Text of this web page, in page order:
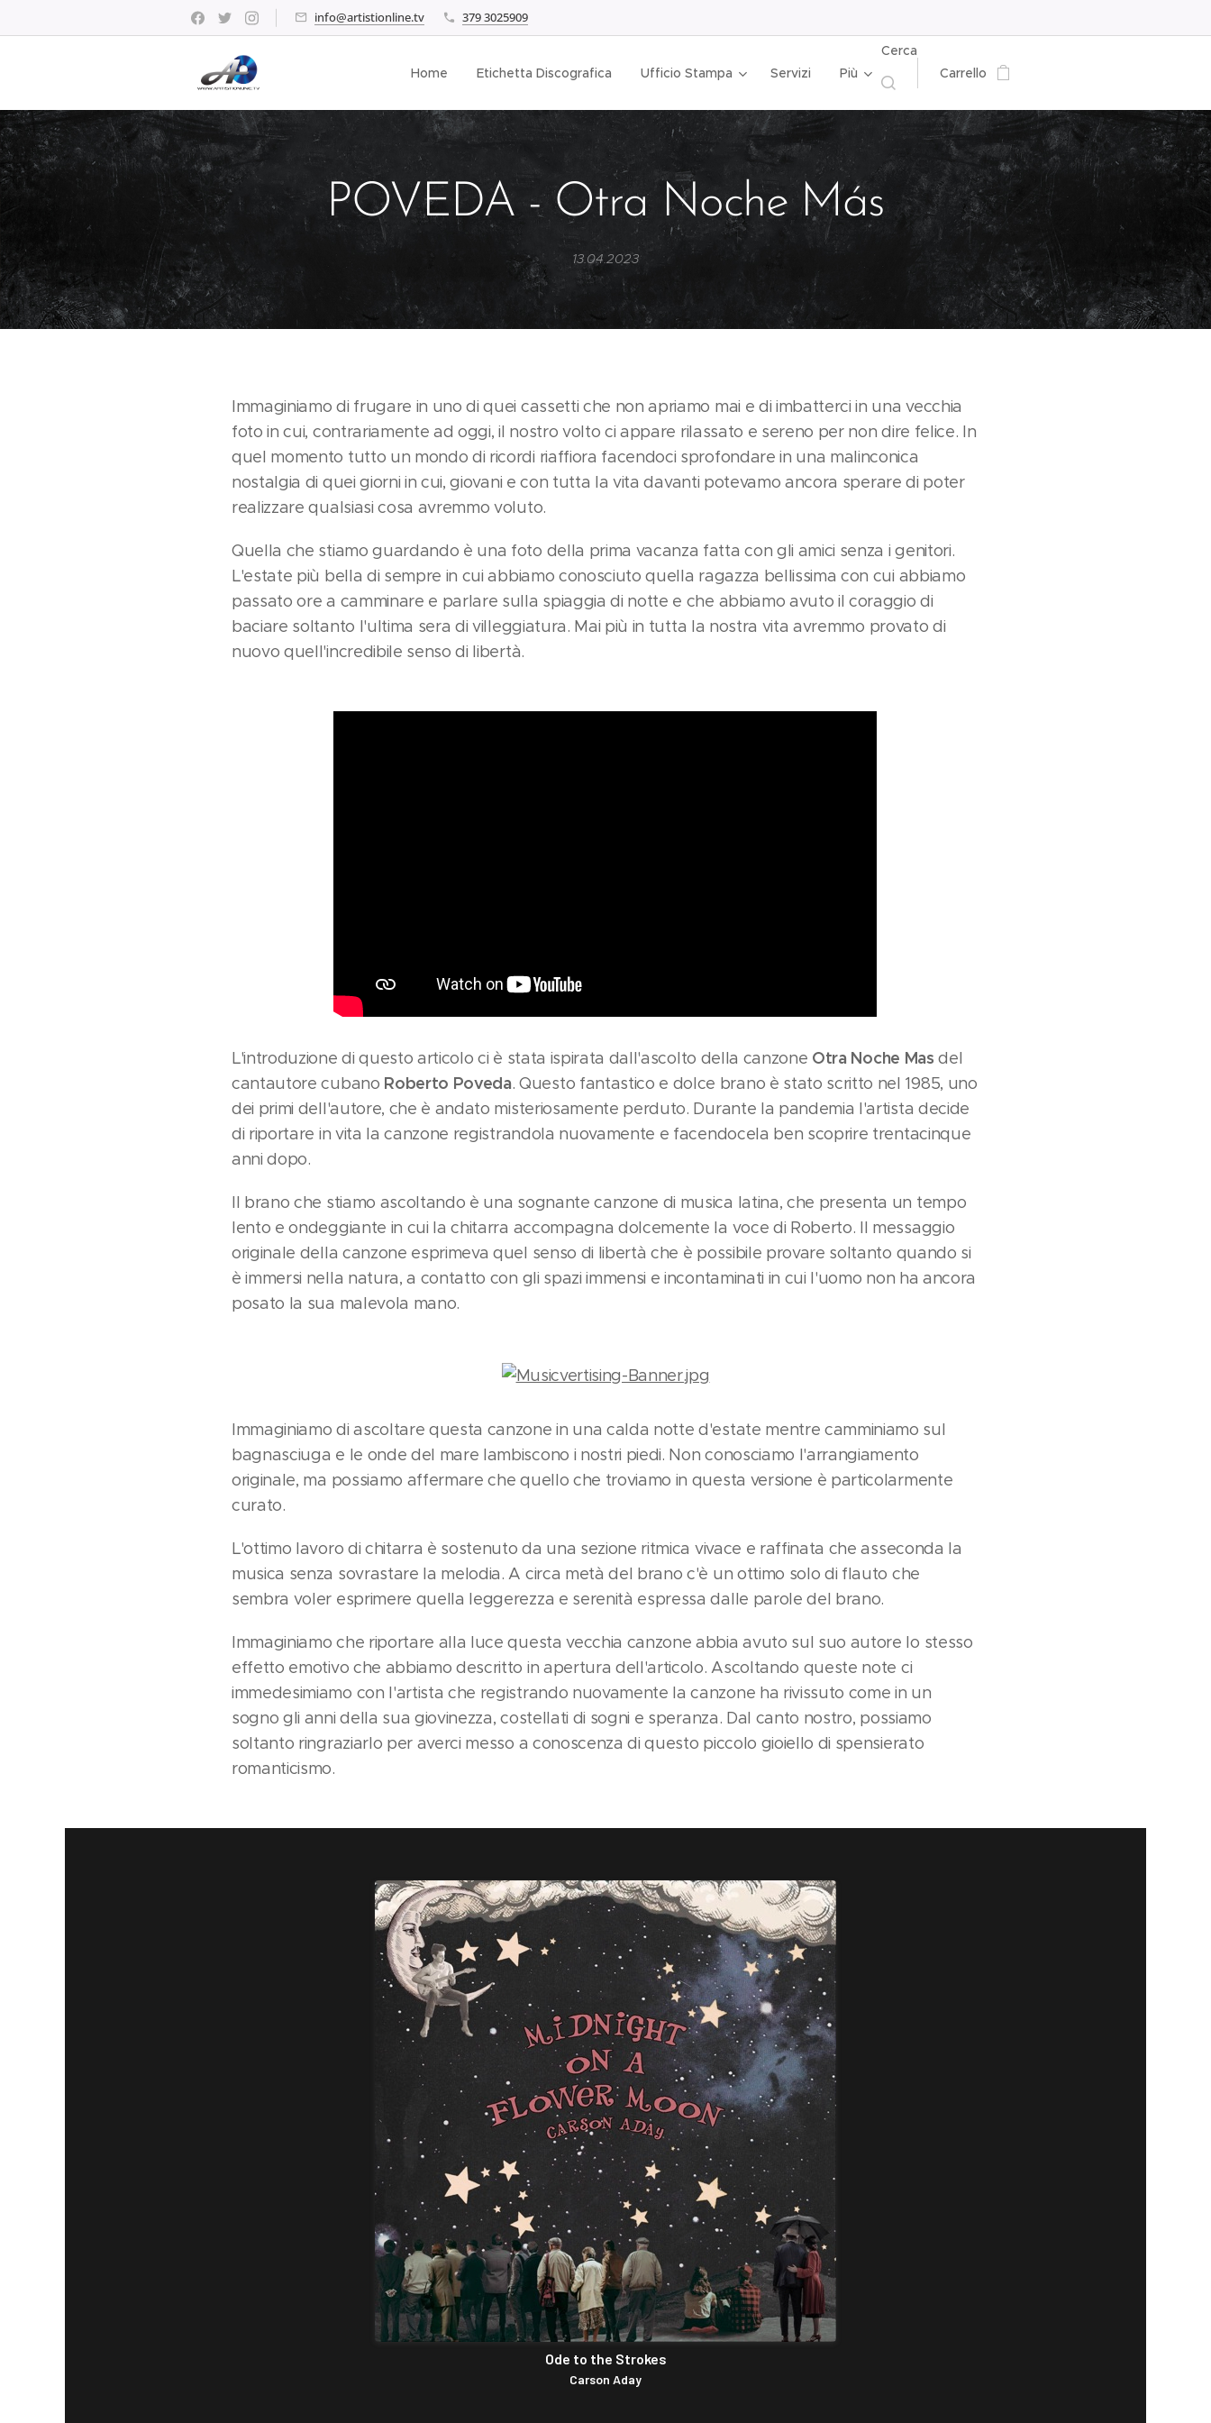
info@artistionline.tv 379 3025909
Home Etichetta Discografica Ufficio Stampa Servizi Più
Cerca
Carrello
POVEDA - Otra Noche Más
13.04.2023
Immaginiamo di frugare in uno di quei cassetti che non apriamo mai e di imbatterci in una vecchia
foto in cui, contrariamente ad oggi, il nostro volto ci appare rilassato e sereno per non dire felice. In
quel momento tutto un mondo di ricordi riaffiora facendoci sprofondare in una malinconica
nostalgia di quei giorni in cui, giovani e con tutta la vita davanti potevamo ancora sperare di poter
realizzare qualsiasi cosa avremmo voluto.
Quella che stiamo guardando è una foto della prima vacanza fatta con gli amici senza i genitori.
L'estate più bella di sempre in cui abbiamo conosciuto quella ragazza bellissima con cui abbiamo
passato ore a camminare e parlare sulla spiaggia di notte e che abbiamo avuto il coraggio di
baciare soltanto l'ultima sera di villeggiatura. Mai più in tutta la nostra vita avremmo provato di
nuovo quell'incredibile senso di libertà.
L'introduzione di questo articolo ci è stata ispirata dall'ascolto della canzone Otra Noche Mas del
cantautore cubano Roberto Poveda. Questo fantastico e dolce brano è stato scritto nel 1985, uno
dei primi dell'autore, che è andato misteriosamente perduto. Durante la pandemia l'artista decide
di riportare in vita la canzone registrandola nuovamente e facendocela ben scoprire trentacinque
anni dopo.
Il brano che stiamo ascoltando è una sognante canzone di musica latina, che presenta un tempo
lento e ondeggiante in cui la chitarra accompagna dolcemente la voce di Roberto. Il messaggio
originale della canzone esprimeva quel senso di libertà che è possibile provare soltanto quando si
è immersi nella natura, a contatto con gli spazi immensi e incontaminati in cui l'uomo non ha ancora
posato la sua malevola mano.
Immaginiamo di ascoltare questa canzone in una calda notte d'estate mentre camminiamo sul
bagnasciuga e le onde del mare lambiscono i nostri piedi. Non conosciamo l'arrangiamento
originale, ma possiamo affermare che quello che troviamo in questa versione è particolarmente
curato.
L'ottimo lavoro di chitarra è sostenuto da una sezione ritmica vivace e raffinata che asseconda la
musica senza sovrastare la melodia. A circa metà del brano c'è un ottimo solo di flauto che
sembra voler esprimere quella leggerezza e serenità espressa dalle parole del brano.
Immaginiamo che riportare alla luce questa vecchia canzone abbia avuto sul suo autore lo stesso
effetto emotivo che abbiamo descritto in apertura dell'articolo. Ascoltando queste note ci
immedesimiamo con l'artista che registrando nuovamente la canzone ha rivissuto come in un
sogno gli anni della sua giovinezza, costellati di sogni e speranza. Dal canto nostro, possiamo
soltanto ringraziarlo per averci messo a conoscenza di questo piccolo gioiello di spensierato
romanticismo.